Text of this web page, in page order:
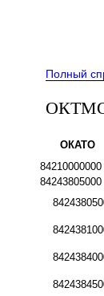
Полный
ОКТМО
ОКАТО
84210000000
84243805000